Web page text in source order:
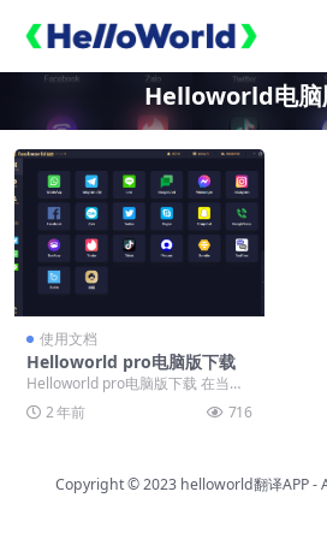
Helloworld电脑
使用文档
Helloworld pro电脑版下载
Helloworld pro电脑版下载 在当前
的软件市场中，helloworld...
2 年前 716
Copyright © 2023 helloworld翻译APP-